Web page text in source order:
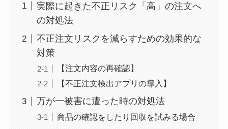
実際に起きた不正リスク「高」の注文へ
の対処法
不正注文リスクを減らすための効果的な
対策
【注文内容の再確認】
【不正注文検出アプリの導入】
万が一被害に遭った時の対処法
商品の確認をしたり回収を試みる場合